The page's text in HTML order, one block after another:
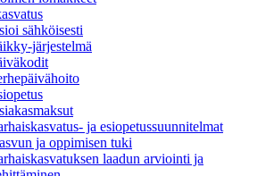
sähköisesti
järjestelmä
ja esiopetussuunnitelmat
ja oppimisen tuki
laadun arviointi ja